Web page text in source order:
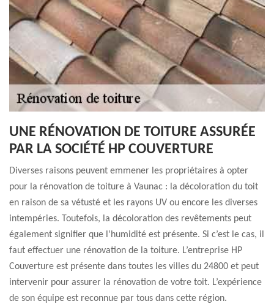
UNE RÉNOVATION DE TOITURE ASSURÉE
PAR LA SOCIÉTÉ HP COUVERTURE
Diverses raisons peuvent emmener les propriétaires à opter
pour la rénovation de toiture à Vaunac : la décoloration du toit
en raison de sa vétusté et les rayons UV ou encore les diverses
intempéries. Toutefois, la décoloration des revêtements peut
également signifier que l’humidité est présente. Si c’est le cas, il
faut effectuer une rénovation de la toiture. L’entreprise HP
Couverture est présente dans toutes les villes du 24800 et peut
intervenir pour assurer la rénovation de votre toit. L’expérience
de son équipe est reconnue par tous dans cette région.